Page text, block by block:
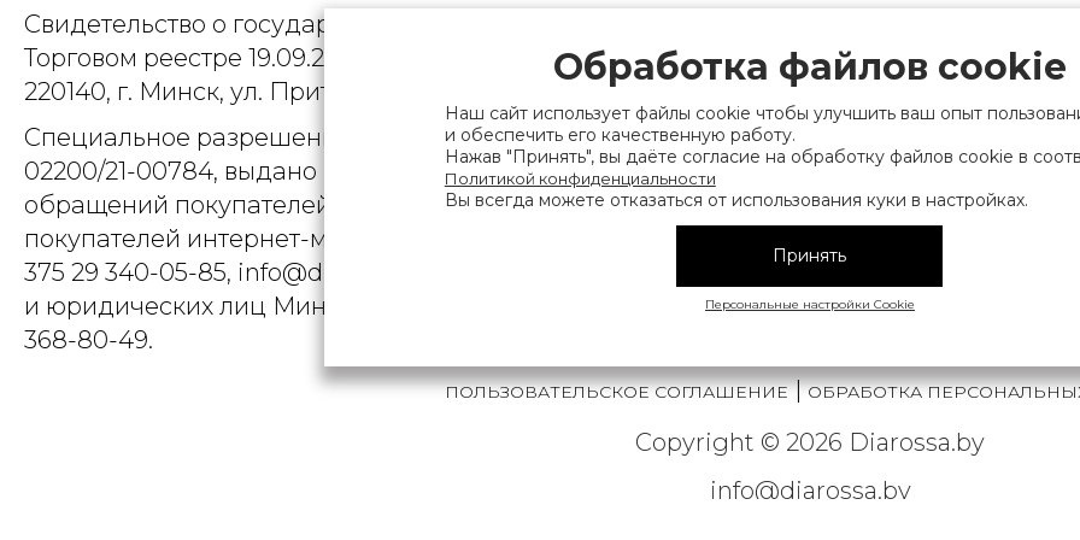
Свидетельство о государственной регистрации выдано Мингорисполкомом
Торговом реестре 19.09.2025, № 758300. Юридический адрес: 220007, г. Минск, ул.
220140, г. Минск, ул. Притыцкого, д.79, пом. 9
Специальное разрешение (лицензия) на деятельность, связанную с
02200/21-00784, выдано Министерством финансов Республики Беларусь. Номер
обращений покупателей интернет-магазина), а также лица уполномоченного
покупателей интернет-магазина о нарушении их прав, предусмотренных
375 29 340-05-85, info@diarossa.by. Номера контактных телефонов работников
и юридических лиц Минского городского исполнительного комитета,
368-80-49.
ПОЛЬЗОВАТЕЛЬСКОЕ СОГЛАШЕНИЕ|ОБРАБОТКА
Copyright © 2026 Diarossa.by
info@diarossa.by
Обработка файлов cookie
Наш сайт использует файлы cookie чтобы улучшить ваш опыт
и обеспечить его качественную работу.
Нажав "Принять", вы даёте согласие на обработку файлов cookie в
Политикой конфиденциальности
Вы всегда можете отказаться от использования куки в настройках.
Принять
Персональные настройки Cookie